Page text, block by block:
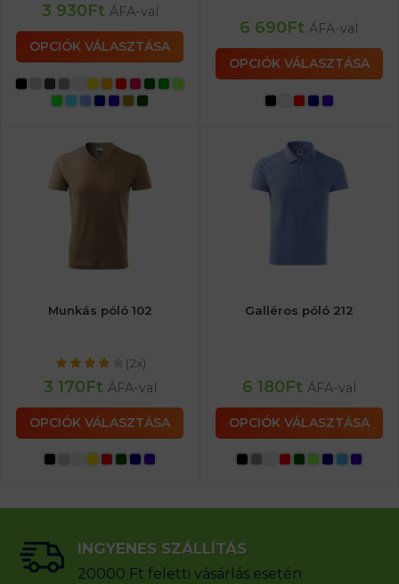
3 930Ft ÁFA-val
OPCIÓK VÁLASZTÁSA
6 690Ft ÁFA-val
OPCIÓK VÁLASZTÁSA
Munkás póló 102
(2x)
3 170Ft ÁFA-val
OPCIÓK VÁLASZTÁSA
Galléros póló 212
6 180Ft ÁFA-val
OPCIÓK VÁLASZTÁSA
INGYENES SZÁLLÍTÁS
20000 Ft feletti vásárlás esetén